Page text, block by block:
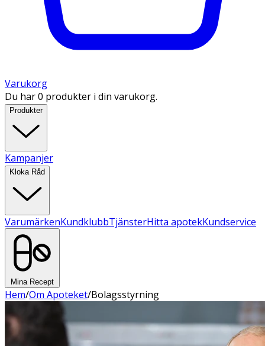
Varukorg
Du har 0 produkter i din varukorg.
Produkter
Kampanjer
Kloka Råd
VarumärkenKundklubbTjänsterHitta apotekKundservice
Mina Recept
Hem/Om Apoteket/Bolagsstyrning